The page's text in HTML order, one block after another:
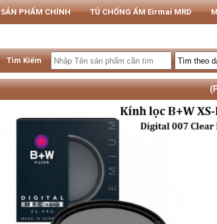
SẢN PHẨM CHÍNH TỦ CHỐNG ẨM Eirmai MRD
Tìm Kiếm